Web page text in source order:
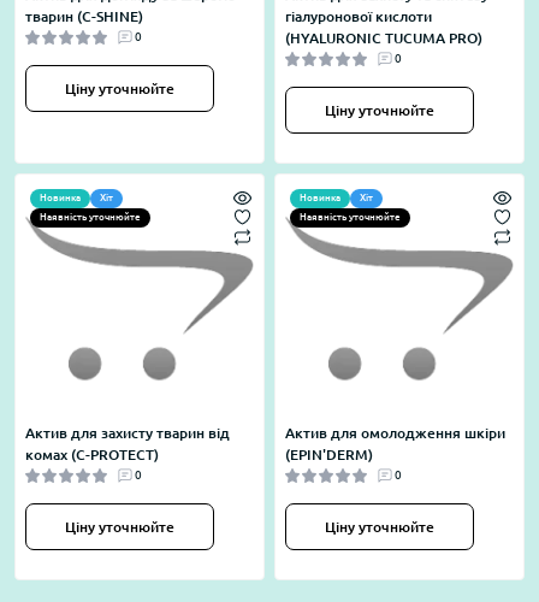
тварин (C-SHINE)
0
Ціну уточнюйте
гіалуронової кислоти
(HYALURONIC TUCUMA PRO)
0
Ціну уточнюйте
Новинка
Хіт
Наявність уточнюйте
Актив для захисту тварин від
комах (C-PROTECT)
0
Ціну уточнюйте
Новинка
Хіт
Наявність уточнюйте
Актив для омолодження шкіри
(EPIN'DERM)
0
Ціну уточнюйте